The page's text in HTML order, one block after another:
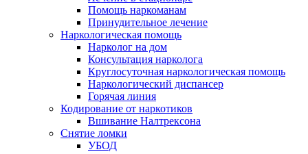
Помощь наркоманам
Принудительное лечение
Наркологическая помощь
Нарколог на дом
Консультация нарколога
Круглосуточная наркологическая помощь
Наркологический диспансер
Горячая линия
Кодирование от наркотиков
Вшивание Налтрексона
Снятие ломки
УБОД